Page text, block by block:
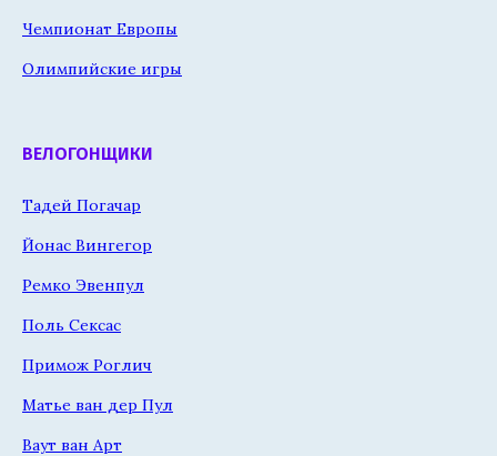
Чемпионат Европы
Олимпийские игры
ВЕЛОГОНЩИКИ
Тадей Погачар
Йонас Вингегор
Ремко Эвенпул
Поль Сексас
Примож Роглич
Матье ван дер Пул
Ваут ван Арт